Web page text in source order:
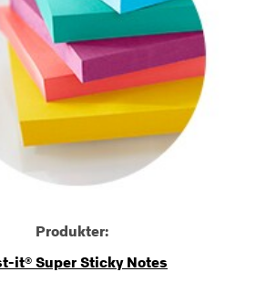
Produkter:
it® Super Sticky Notes